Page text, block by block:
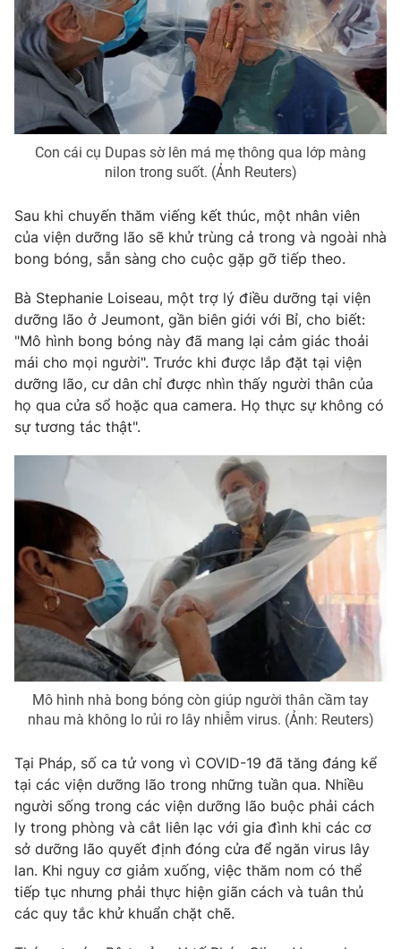
VTV4 Vươn mình bằng AI
VTV9 VTV8
Liên hệ tòa soạn English
THỜI BÁO VTV
Theo dõi báo trên
Cơ quan chủ quản:Đài Truyền hình Việt Nam
Cơ quan báo chí:Thời báo VTV
Giấy phép hoạt động báo in và báo điện tử số 483/GP-BTTTT
cấp ngày 29/12/2023
Tổng Biên tập:
Vũ Thanh Thủy
Nguyễn Thị Mỹ Hạnh, Phạm Quốc Thắng,
Nguyễn Trọng Ninh
Tổng đài VTV:024.38 355 931 - 024.38 355 932
Ðiện thoại Thời báo VTV:
024.66 897 897
Email:toasoan@vtv.vn
Liên hệ quảng cáo:024-7300.7108
® Cấm sao chép dưới mọi hình thức nếu không có sự chấp
thuận bằng văn bản. Ghi rõ nguồn VTV.vn khi phát hành lại
thông tin từ website này.
Con cái cụ Dupas sờ lên má mẹ thông qua lớp màng
nilon trong suốt. (Ảnh Reuters)
Sau khi chuyến thăm viếng kết thúc, một nhân viên
của viện dưỡng lão sẽ khử trùng cả trong và ngoài nhà
bong bóng, sẵn sàng cho cuộc gặp gỡ tiếp theo.
Bà Stephanie Loiseau, một trợ lý điều dưỡng tại viện
dưỡng lão ở Jeumont, gần biên giới với Bỉ, cho biết:
"Mô hình bong bóng này đã mang lại cảm giác thoải
mái cho mọi người". Trước khi được lắp đặt tại viện
dưỡng lão, cư dân chỉ được nhìn thấy người thân của
họ qua cửa sổ hoặc qua camera. Họ thực sự không có
sự tương tác thật".
Mô hình nhà bong bóng còn giúp người thân cầm tay
nhau mà không lo rủi ro lây nhiễm virus. (Ảnh: Reuters)
Tại Pháp, số ca tử vong vì COVID-19 đã tăng đáng kể
tại các viện dưỡng lão trong những tuần qua. Nhiều
người sống trong các viện dưỡng lão buộc phải cách
ly trong phòng và cắt liên lạc với gia đình khi các cơ
sở dưỡng lão quyết định đóng cửa để ngăn virus lây
lan. Khi nguy cơ giảm xuống, việc thăm nom có thể
tiếp tục nhưng phải thực hiện giãn cách và tuân thủ
các quy tắc khử khuẩn chặt chẽ.